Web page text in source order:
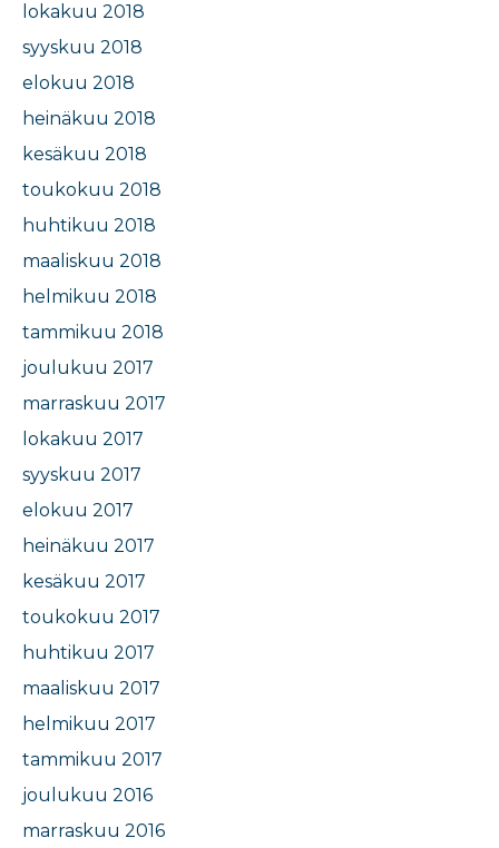
lokakuu 2018
syyskuu 2018
elokuu 2018
heinäkuu 2018
kesäkuu 2018
toukokuu 2018
huhtikuu 2018
maaliskuu 2018
helmikuu 2018
tammikuu 2018
joulukuu 2017
marraskuu 2017
lokakuu 2017
syyskuu 2017
elokuu 2017
heinäkuu 2017
kesäkuu 2017
toukokuu 2017
huhtikuu 2017
maaliskuu 2017
helmikuu 2017
tammikuu 2017
joulukuu 2016
marraskuu 2016